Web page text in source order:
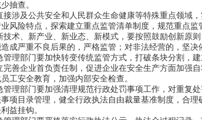
抽查。
及公共安全和人民群众生命健康等特殊重点领域，
险特点，探索建立重点监管清单制度，规范重点监
、新产业、新业态、新模式，要按照鼓励创新原
成严重不良后果的，严格监管；对非法经营的，坚决
部门要加快转变传统监管方式，打破条块分割，建
企业首负责任制，促进企业在安全生产方面加强
工安全教育，加强内部安全检查。
部门要加强清理规范行政处罚事项工作，对重复处
目录管理，健全行政执法自由裁量基准制度，合理
益挂钩。